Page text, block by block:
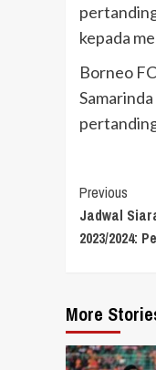
kepada
Borneo
Previous
Jadwal
2023/2024:
More